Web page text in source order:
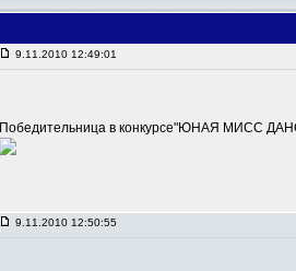
9.11.2010 12:49:01
Победительница в конкурсе"ЮНАЯ МИСС
9.11.2010 12:50:55